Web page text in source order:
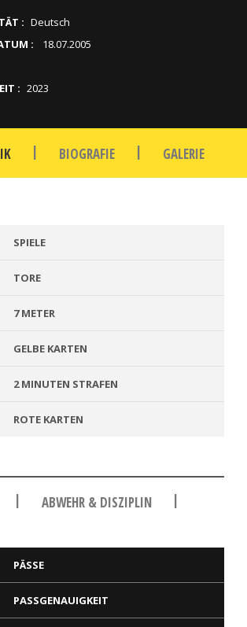
: Deutsch
:
18.07.2005
: 2023
| BIOGRAFIE | GALERIE
SPIELE
TORE
7 METER
GELBE KARTEN
2 MINUTEN STRAFEN
ROTE KARTEN
| ABWEHR & DISZIPLIN
|
PÄSSE
PASSGENAUIGKEIT